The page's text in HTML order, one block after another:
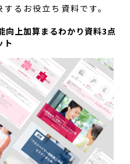
るお役立ち資料です。
向上加算まるわかり資料3点
ト